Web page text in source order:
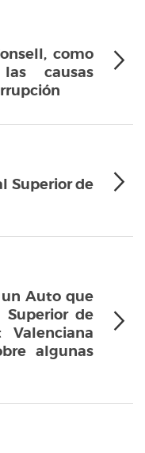
como
causas
Superior de
Auto que
de
algunas